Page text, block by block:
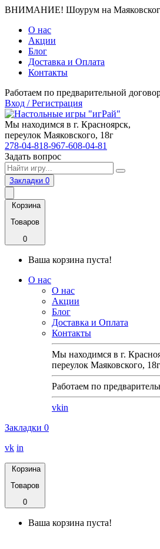
ВНИМАНИЕ! Шоурум на Маяковского
О нас
Акции
Блог
Доставка и Оплата
Контакты
Работаем по предварительной
Вход / Регистрация
Мы находимся в г. Красноярск,
переулок Маяковского, 18г
278-04-818-967-608-04-81
Задать вопрос
Закладки 0
Корзина
Товаров
0
Ваша корзина пуста!
О нас
О нас
Акции
Блог
Доставка и Оплата
Контакты
Мы находимся в г.
переулок Маяковского, 18г
Работаем по
vkin
Закладки 0
vk in
Корзина
Товаров
0
Ваша корзина пуста!